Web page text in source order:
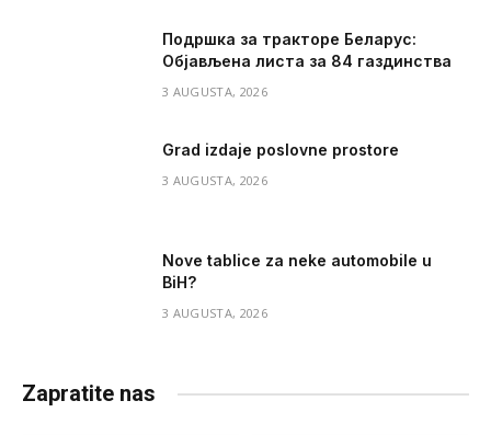
Подршка за тракторе Беларус:
Објављена листа за 84 газдинства
3 AUGUSTA, 2026
Grad izdaje poslovne prostore
3 AUGUSTA, 2026
Nove tablice za neke automobile u
BiH?
3 AUGUSTA, 2026
Zapratite nas